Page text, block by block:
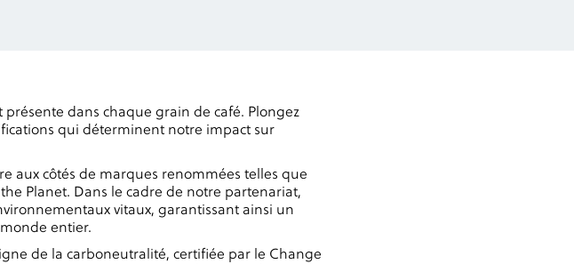
dans chaque grain de café. Plongez
qui déterminent notre impact sur
aux côtés de marques renommées telles que
Planet. Dans le cadre de notre partenariat,
vitaux, garantissant ainsi un
entier.
de la carboneutralité, certifiée par le Change